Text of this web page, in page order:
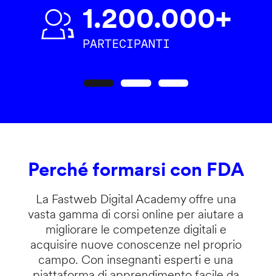
1.200.000+
PARTECIPANTI
Perché formarsi con FDA
La Fastweb Digital Academy offre una
vasta gamma di corsi online per aiutare a
migliorare le competenze digitali e
acquisire nuove conoscenze nel proprio
campo. Con insegnanti esperti e una